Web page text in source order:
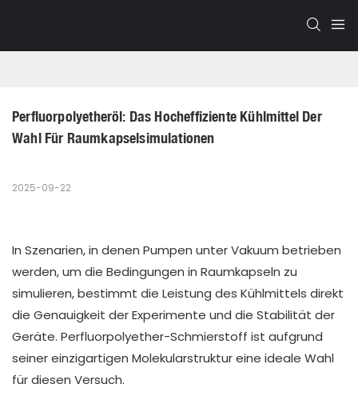
Perfluorpolyetheröl: Das Hocheffiziente Kühlmittel Der
Wahl Für Raumkapselsimulationen
2025-09-22
In Szenarien, in denen Pumpen unter Vakuum betrieben
werden, um die Bedingungen in Raumkapseln zu
simulieren, bestimmt die Leistung des Kühlmittels direkt
die Genauigkeit der Experimente und die Stabilität der
Geräte. Perfluorpolyether-Schmierstoff ist aufgrund
seiner einzigartigen Molekularstruktur eine ideale Wahl
für diesen Versuch.